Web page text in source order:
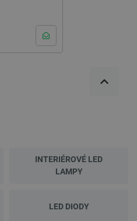
INTERIÉROVÉ LED
LAMPY
LED DIODY